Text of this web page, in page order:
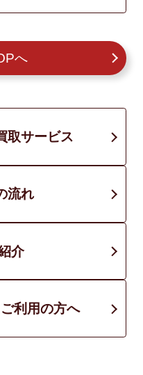
へ
取サービス
流れ
介
利用の方へ